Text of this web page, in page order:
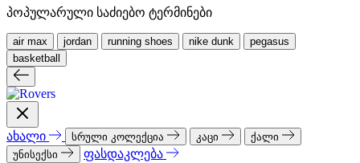
პოპულარული საძიებო ტერმინები
air max jordan running shoes nike dunk
pegasus
basketball
ახალი სრული კოლექცია კაცი
ქალი
უნისექსი
ფასდაკლება